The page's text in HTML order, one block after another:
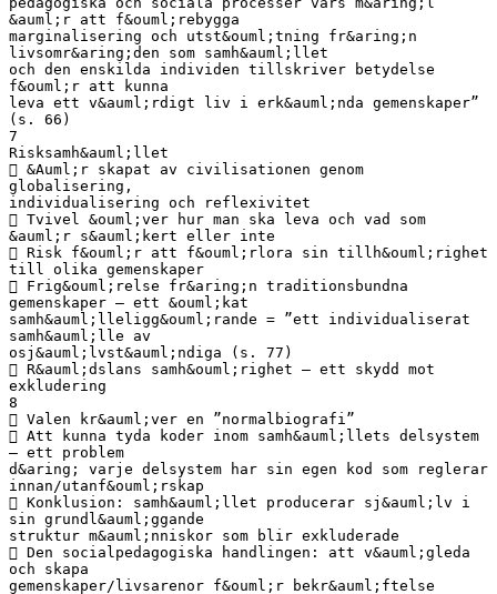
&auml;r att f&ouml;rebygga
marginalisering och utst&ouml;tning fr&aring;n
livsomr&aring;den som samh&auml;llet
och den enskilda individen tillskriver betydelse
f&ouml;r att kunna
leva ett v&auml;rdigt liv i erk&auml;nda gemenskaper”
(s. 66)
7
Risksamh&auml;llet
 &Auml;r skapat av civilisationen genom
globalisering,
individualisering och reflexivitet
 Tvivel &ouml;ver hur man ska leva och vad som
&auml;r s&auml;kert eller inte
 Risk f&ouml;r att f&ouml;rlora sin tillh&ouml;righet
till olika gemenskaper
 Frig&ouml;relse fr&aring;n traditionsbundna
gemenskaper – ett &ouml;kat
samh&auml;lleligg&ouml;rande = ”ett individualiserat
samh&auml;lle av
osj&auml;lvst&auml;ndiga (s. 77)
 R&auml;dslans samh&ouml;righet – ett skydd mot
exkludering
8
 Valen kr&auml;ver en ”normalbiografi”
 Att kunna tyda koder inom samh&auml;llets delsystem
– ett problem
d&aring; varje delsystem har sin egen kod som reglerar
innan/utanf&ouml;rskap
 Konklusion: samh&auml;llet producerar sj&auml;lv i
sin grundl&auml;ggande
struktur m&auml;nniskor som blir exkluderade
 Den socialpedagogiska handlingen: att v&auml;gleda
och skapa
gemenskaper/livsarenor f&ouml;r bekr&auml;ftelse